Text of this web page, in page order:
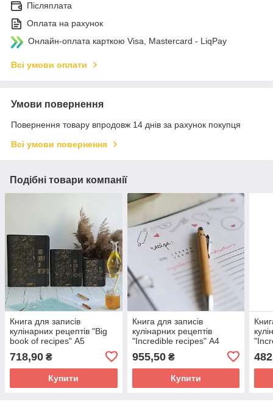
Післяплата
Оплата на рахунок
Онлайн-оплата карткою Visa, Mastercard - LiqPay
Всі умови оплати
Умови повернення
Повернення товару впродовж 14 днів за рахунок покупця
Всі умови повернення
Подібні товари компанії
Книга для записів
кулінарних рецептів "Big
book of recipes" А5
718,90 ₴
Купити
Книга для записів
кулінарних рецептів
"Incredible recipes" А4
955,50₴
Купити